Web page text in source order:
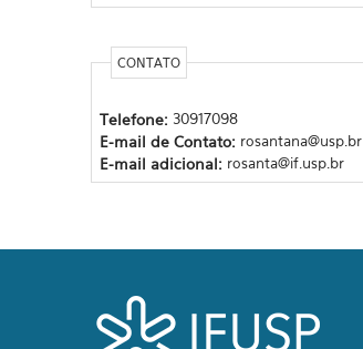
CONTATO
Telefone: 30917098
E-mail de Contato: rosantana@usp.br
E-mail adicional: rosanta@if.usp.br